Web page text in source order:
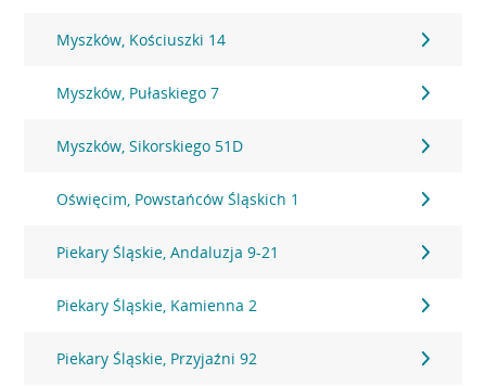
Myszków, Kościuszki 14
Myszków, Pułaskiego 7
Myszków, Sikorskiego 51D
Oświęcim, Powstańców Śląskich 1
Piekary Śląskie, Andaluzja 9-21
Piekary Śląskie, Kamienna 2
Piekary Śląskie, Przyjaźni 92